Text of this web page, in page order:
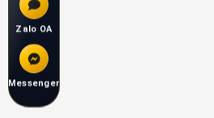
Zalo OA
Messenger